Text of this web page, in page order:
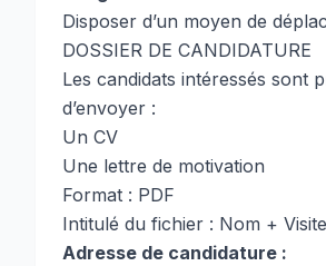
Disposer d’un moyen de
DOSSIER DE CANDIDATURE
Les candidats intéressés sont
d’envoyer :
Un CV
Une lettre de motivation
Format : PDF
Intitulé du fichier : Nom +
Adresse de candidature :